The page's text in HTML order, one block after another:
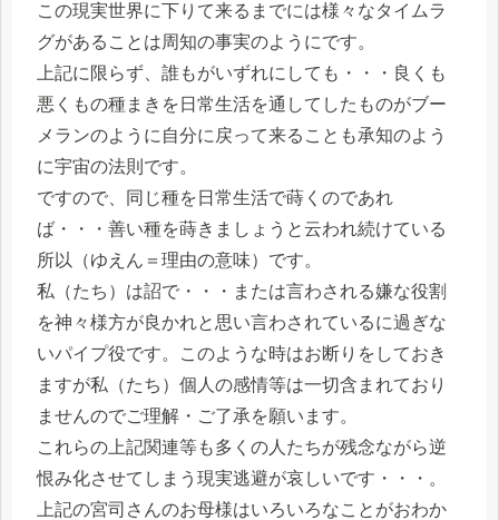
この現実世界に下りて来るまでには様々なタイムラ
グがあることは周知の事実のようにです。
上記に限らず、誰もがいずれにしても・・・良くも
悪くもの種まきを日常生活を通してしたものがブー
メランのように自分に戻って来ることも承知のよう
に宇宙の法則です。
ですので、同じ種を日常生活で蒔くのであれ
ば・・・善い種を蒔きましょうと云われ続けている
所以（ゆえん＝理由の意味）です。
私（たち）は詔で・・・または言わされる嫌な役割
を神々様方が良かれと思い言わされているに過ぎな
いパイプ役です。このような時はお断りをしておき
ますが私（たち）個人の感情等は一切含まれており
ませんのでご理解・ご了承を願います。
これらの上記関連等も多くの人たちが残念ながら逆
恨み化させてしまう現実逃避が哀しいです・・・。
上記の宮司さんのお母様はいろいろなことがおわか